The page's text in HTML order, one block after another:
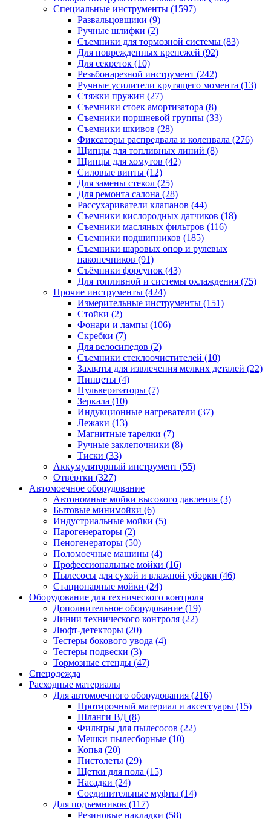
Специальные инструменты (1597)
Развальцовщики (9)
Ручные шлифки (2)
Съемники для тормозной системы (83)
Для поврежденных крепежей (92)
Для секреток (10)
Резьбонарезной инструмент (242)
Ручные усилители крутящего момента (13)
Стяжки пружин (27)
Съемники стоек амортизатора (8)
Съемники поршневой группы (33)
Съемники шкивов (28)
Фиксаторы распредвала и коленвала (276)
Щипцы для топливных линий (8)
Щипцы для хомутов (42)
Силовые винты (12)
Для замены стекол (25)
Для ремонта салона (28)
Рассухариватели клапанов (44)
Съемники кислородных датчиков (18)
Съемники масляных фильтров (116)
Съемники подшипников (185)
Съемники шаровых опор и рулевых
наконечников (91)
Съёмники форсунок (43)
Для топливной и системы охлаждения (75)
Прочие инструменты (424)
Измерительные инструменты (151)
Стойки (2)
Фонари и лампы (106)
Скребки (7)
Для велосипедов (2)
Съемники стеклоочистителей (10)
Захваты для извлечения мелких деталей (22)
Пинцеты (4)
Пульверизаторы (7)
Зеркала (10)
Индукционные нагреватели (37)
Лежаки (13)
Магнитные тарелки (7)
Ручные заклепочники (8)
Тиски (33)
Аккумуляторный инструмент (55)
Отвёртки (327)
Автомоечное оборудование
Автономные мойки высокого давления (3)
Бытовые минимойки (6)
Индустриальные мойки (5)
Парогенераторы (2)
Пеногенераторы (50)
Поломоечные машины (4)
Профессиональные мойки (16)
Пылесосы для сухой и влажной уборки (46)
Стационарные мойки (24)
Оборудование для технического контроля
Дополнительное оборудование (19)
Линии технического контроля (22)
Люфт-детекторы (20)
Тестеры бокового увода (4)
Тестеры подвески (3)
Тормозные стенды (47)
Спецодежда
Расходные материалы
Для автомоечного оборудования (216)
Протирочный материал и аксессуары (15)
Шланги ВД (8)
Фильтры для пылесосов (22)
Мешки пылесборные (10)
Копья (20)
Пистолеты (29)
Щетки для пола (15)
Насадки (24)
Соединительные муфты (14)
Для подъемников (117)
Резиновые накладки (58)